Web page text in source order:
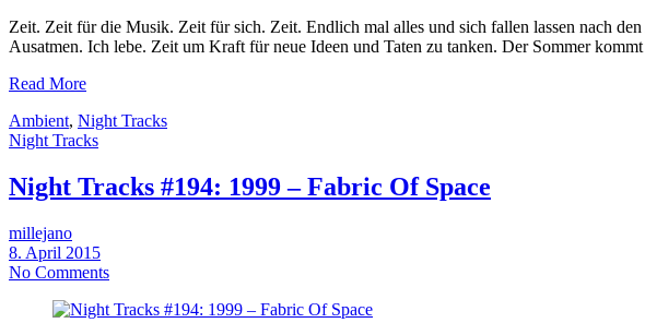
Zeit. Zeit für die Musik. Zeit für sich. Zeit. Endlich mal alles und sich fallen lassen nach
Ausatmen. Ich lebe. Zeit um Kraft für neue Ideen und Taten zu tanken. Der Sommer
Read More
Ambient, Night Tracks
Night Tracks
Night Tracks #194: 1999 – Fabric Of Space
millejano
8. April 2015
No Comments